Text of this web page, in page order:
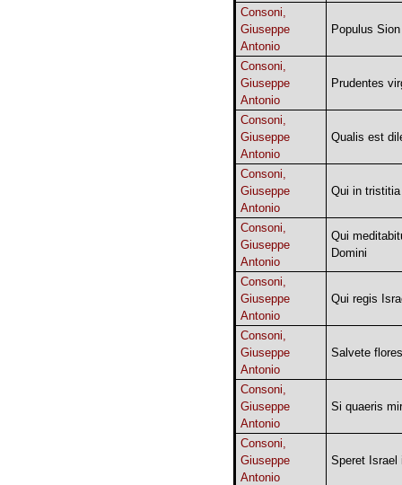
Consoni,
Giuseppe
Antonio
Populus Sion
Consoni,
Giuseppe
Antonio
Prudentes
Consoni,
Giuseppe
Antonio
Qualis est
Consoni,
Giuseppe
Antonio
Qui in tristitia
Consoni,
Giuseppe
Antonio
Qui
Domini
Consoni,
Giuseppe
Antonio
Qui regis
Consoni,
Giuseppe
Antonio
Salvete flores
Consoni,
Giuseppe
Antonio
Si quaeris
Consoni,
Giuseppe
Antonio
Speret Israel